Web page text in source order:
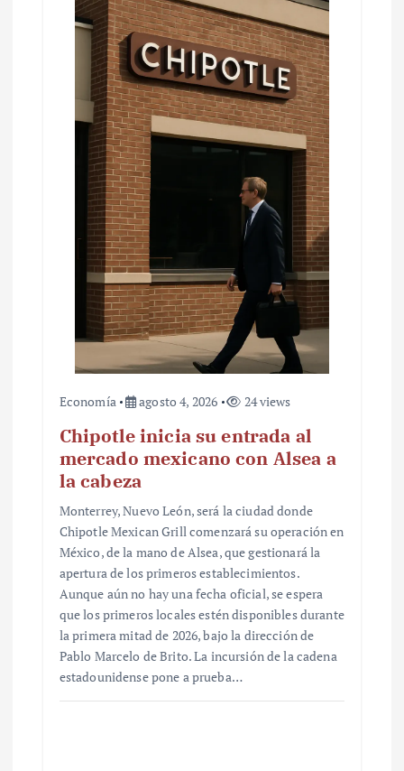
Economía agosto 4, 2026 24 views
Chipotle inicia su entrada al
mercado mexicano con Alsea a
la cabeza
Monterrey, Nuevo León, será la ciudad donde
Chipotle Mexican Grill comenzará su operación en
México, de la mano de Alsea, que gestionará la
apertura de los primeros establecimientos.
Aunque aún no hay una fecha oficial, se espera
que los primeros locales estén disponibles durante
la primera mitad de 2026, bajo la dirección de
Pablo Marcelo de Brito. La incursión de la cadena
estadounidense pone a prueba…